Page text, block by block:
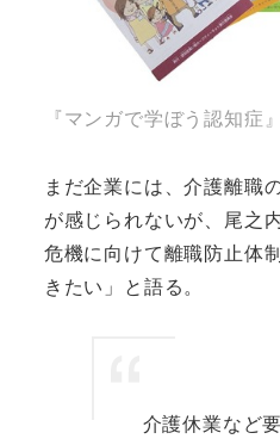
『マンガで学ぼう認知症
まだ企業には、介護離職
が感じられないが、尾之
危機に向けて離職防止体
きたい」と語る。
介護休業など